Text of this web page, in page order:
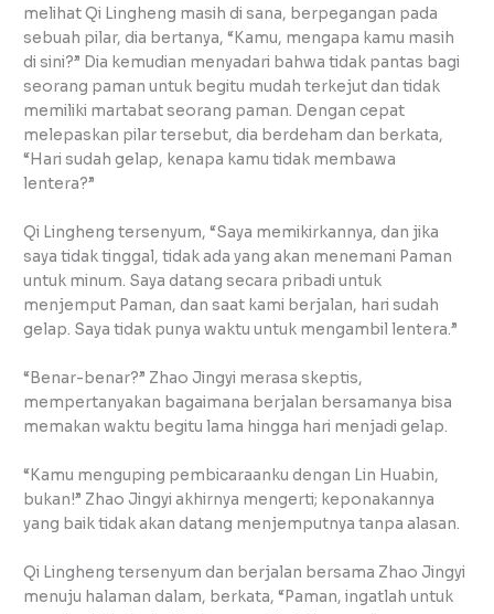
melihat Qi Lingheng masih di sana, berpegangan pada
sebuah pilar, dia bertanya, “Kamu, mengapa kamu masih
di sini?” Dia kemudian menyadari bahwa tidak pantas bagi
seorang paman untuk begitu mudah terkejut dan tidak
memiliki martabat seorang paman. Dengan cepat
melepaskan pilar tersebut, dia berdeham dan berkata,
“Hari sudah gelap, kenapa kamu tidak membawa
lentera?”
Qi Lingheng tersenyum, “Saya memikirkannya, dan jika
saya tidak tinggal, tidak ada yang akan menemani Paman
untuk minum. Saya datang secara pribadi untuk
menjemput Paman, dan saat kami berjalan, hari sudah
gelap. Saya tidak punya waktu untuk mengambil lentera.”
“Benar-benar?” Zhao Jingyi merasa skeptis,
mempertanyakan bagaimana berjalan bersamanya bisa
memakan waktu begitu lama hingga hari menjadi gelap.
“Kamu menguping pembicaraanku dengan Lin Huabin,
bukan!” Zhao Jingyi akhirnya mengerti; keponakannya
yang baik tidak akan datang menjemputnya tanpa alasan.
Qi Lingheng tersenyum dan berjalan bersama Zhao Jingyi
menuju halaman dalam, berkata, “Paman, ingatlah untuk